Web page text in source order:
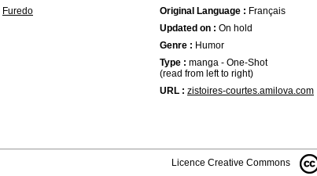
Furedo Original Language : Français
Updated on : On hold
Genre : Humor
Type : manga - One-Shot
(read from left to right)
URL : zistoires-courtes.amilova.com
Licence Creative Commons